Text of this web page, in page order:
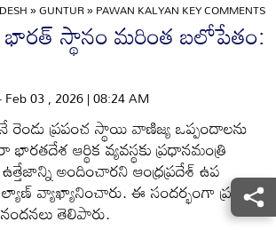
»GUNTUR»PAWAN KALYAN KEY COMMENTS
భారత్ స్థానం మరింత బలోపేతం:
Feb 03 , 2026 | 08:24 AM
ప్రపంచ స్థాయి వాణిజ్య ఒప్పందాలను
భారతదేశ ఆర్థిక వ్యవస్థకు ప్రధానమంత్రి
అందించారని ఆంధ్రప్రదేశ్ ఉప
వ్యాఖ్యానించారు. ఈ సందర్భంగా ప్రధానికి
తెలిపారు.